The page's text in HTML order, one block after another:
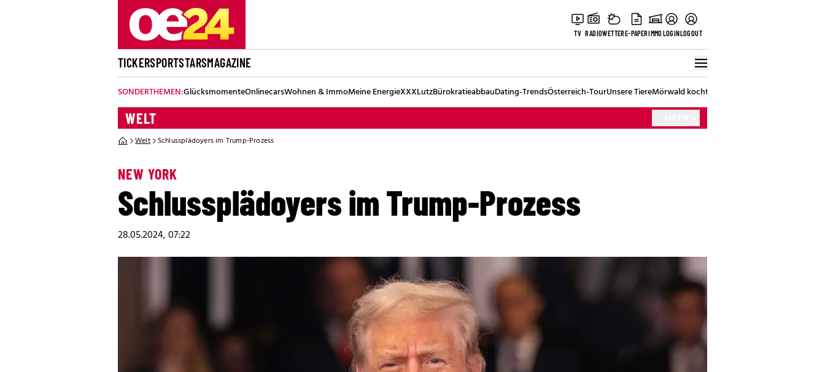
TV RADIOWETTERE-PAPERIMMOLOGINLOGOUT
TICKERSPORTSTARSMAGAZINE
SONDERTHEMEN:GlücksmomenteOnlinecarsWohnen & ImmoMeine EnergieXXXLutzBürokratieabbauDating-TrendsÖsterreich-TourUnsere TiereMörwald kocht
WELT
Welt Schlussplädoyers im Trump-Prozess
NEW YORK
Schlussplädoyers im Trump-Prozess
28.05.2024, 07:22